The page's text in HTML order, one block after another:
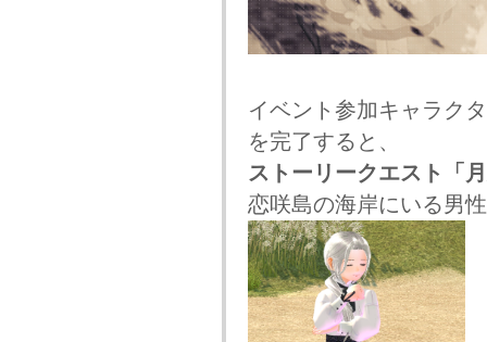
イベント参加キャラク
を完了すると、
ストーリークエスト「
恋咲島の海岸にいる男